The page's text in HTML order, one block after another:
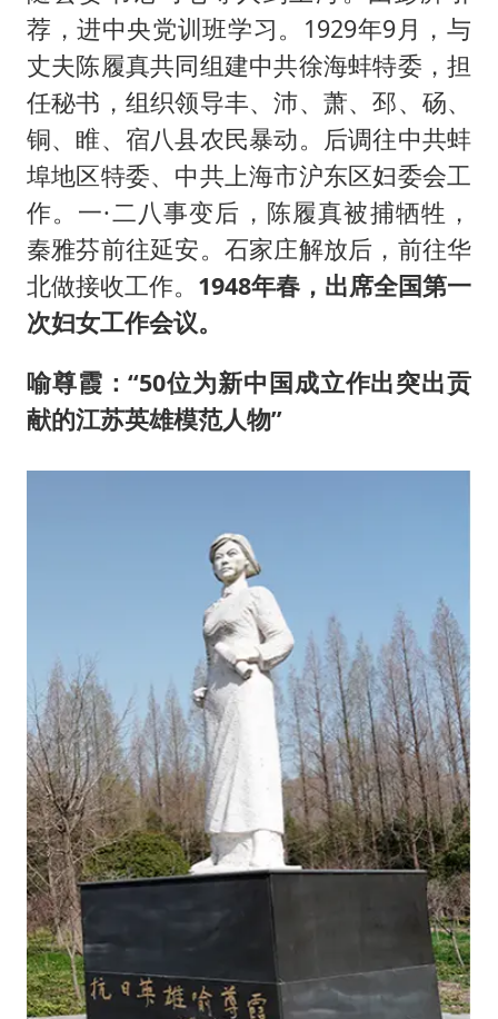
荐，进中央党训班学习。1929年9月，与
丈夫陈履真共同组建中共徐海蚌特委，担
任秘书，组织领导丰、沛、萧、邳、砀、
铜、睢、宿八县农民暴动。后调往中共蚌
埠地区特委、中共上海市沪东区妇委会工
作。一·二八事变后，陈履真被捕牺牲，
秦雅芬前往延安。石家庄解放后，前往华
北做接收工作。 1948年春，出席全国第一
次妇女工作会议。
喻尊霞：“50位为新中国成立作出突出贡
献的江苏英雄模范人物”